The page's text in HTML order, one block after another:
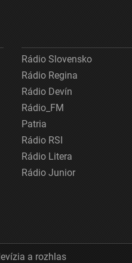
Rádio Slovensko
Rádio Regina
Rádio Devín
Rádio_FM
Patria
Rádio RSI
Rádio Litera
Rádio Junior
a rozhlas